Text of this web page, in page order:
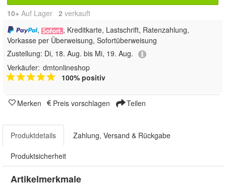
10+ Auf Lager 2 verkauft
,
, Kreditkarte, Lastschrift, Ratenzahlung,
Vorkasse per Überweisung, Sofortüberweisung
Zustellung: Di, 18. Aug. bis Mi, 19. Aug.
Verkäufer: dmtonlineshop
100% positiv
Merken Preis vorschlagen Teilen
Produktdetails Zahlung, Versand & Rückgabe
Produktsicherheit
Artikelmerkmale